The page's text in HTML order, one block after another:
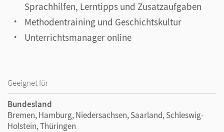
Sprachhilfen, Lerntipps und Zusatzaufgaben
Methodentraining und Geschichtskultur
Unterrichtsmanager online
Geeignet für
Bundesland
Bremen, Hamburg, Niedersachsen, Saarland, Schleswig-
Holstein, Thüringen